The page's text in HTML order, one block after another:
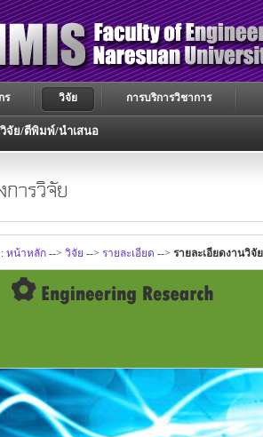
ร วิจัย
จัย/ตีพิมพ์/นำเสนอ
การบริการวิชาการ
การวิจัย
: หน้าหลัก --> วิจัย --> รายละเอียด --> รายละเอียดงานวิจัย